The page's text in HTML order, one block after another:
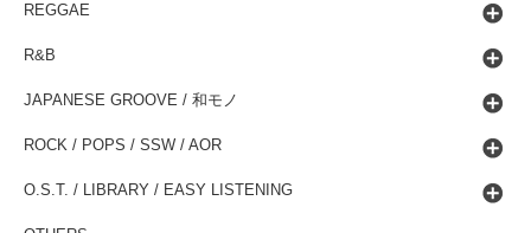
REGGAE
R&B
JAPANESE GROOVE / 和モノ
ROCK / POPS / SSW / AOR
O.S.T. / LIBRARY / EASY LISTENING